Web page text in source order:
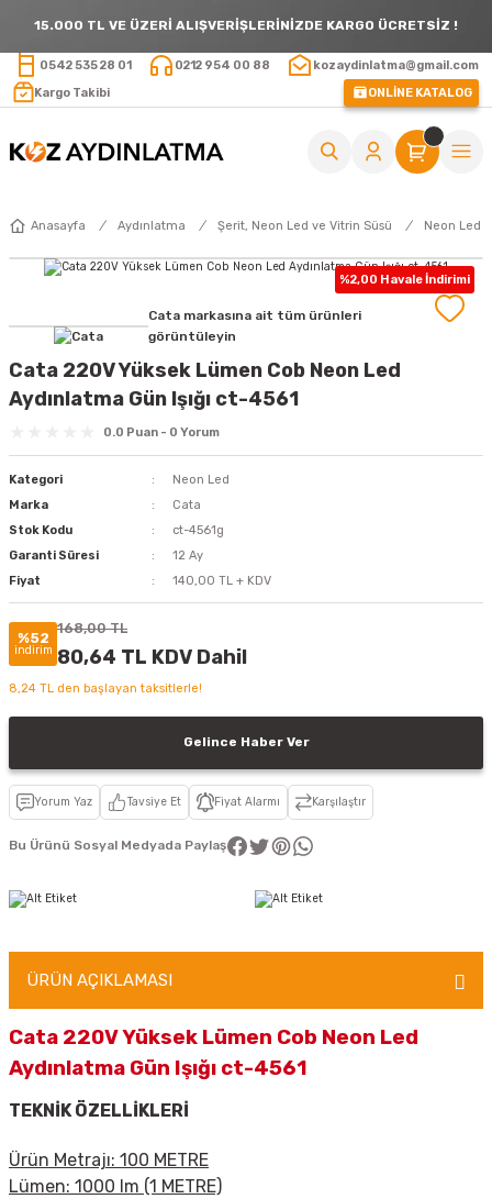
15.000 TL VE ÜZERİ ALIŞVERİŞLERİNİZDE KARGO ÜCRETSİZ !
0542 535 28 01 0212 954 00 88
kozaydinlatma@gmail.com
Kargo Takibi
ONLİNE KATALOG
Anasayfa Aydınlatma Şerit, Neon Led ve Vitrin Süsü Neon Led
%2,00 Havale İndirimi
Cata markasına ait tüm ürünleri
görüntüleyin
Cata 220V Yüksek Lümen Cob Neon Led
Aydınlatma Gün Işığı ct-4561
0.0 Puan - 0 Yorum
Kategori
Neon Led
Marka
Cata
Stok Kodu
ct-4561g
Garanti Süresi
12 Ay
Fiyat
140,00 TL + KDV
%52
indirim
168,00 TL
80,64 TL KDV Dahil
8,24 TL den başlayan taksitlerle!
Gelince Haber Ver
Yorum Yaz Tavsiye Et Fiyat Alarmı Karşılaştır
Bu Ürünü Sosyal Medyada Paylaş
ÜRÜN AÇIKLAMASI
Cata 220V Yüksek Lümen Cob Neon Led
Aydınlatma Gün Işığı ct-4561
TEKNİK ÖZELLİKLERİ
Ürün Metrajı: 100 METRE
Lümen: 1000 lm (1 METRE)